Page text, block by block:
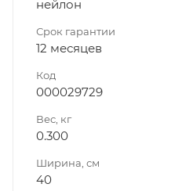
нейлон
Срок гарантии
12 месяцев
Код
000029729
Вес, кг
0.300
Ширина, см
40